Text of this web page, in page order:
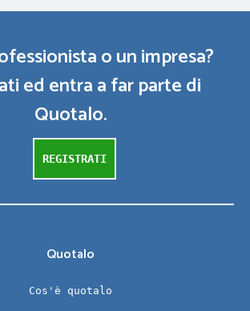
o un impresa?
ed entra a far parte di
Quotalo.
REGISTRATI
Quotalo
Cos'è quotalo